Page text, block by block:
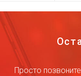
Просто